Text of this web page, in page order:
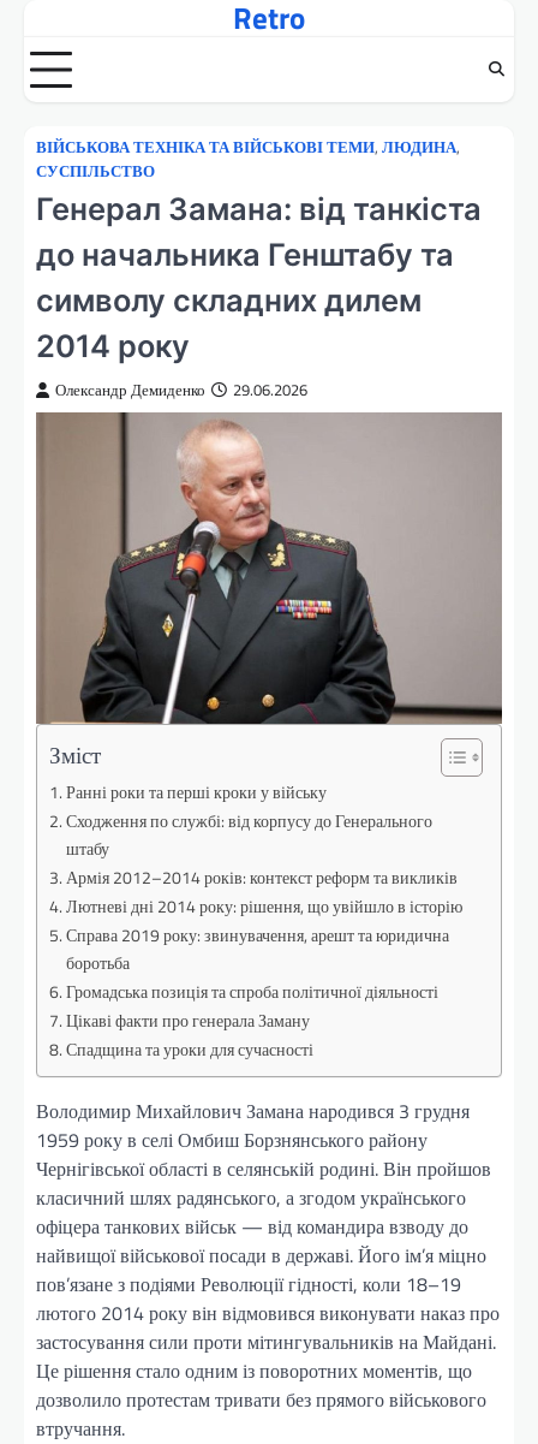
вмісту
Retro
ВІЙСЬКОВА ТЕХНІКА ТА ВІЙСЬКОВІ ТЕМИ, ЛЮДИНА,
СУСПІЛЬСТВО
Генерал Замана: від танкіста
до начальника Генштабу та
символу складних дилем
2014 року
Олександр Демиденко 29.06.2026
Зміст
Ранні роки та перші кроки у війську
Сходження по службі: від корпусу до Генерального
штабу
Армія 2012–2014 років: контекст реформ та викликів
Лютневі дні 2014 року: рішення, що увійшло в історію
Справа 2019 року: звинувачення, арешт та юридична
боротьба
Громадська позиція та спроба політичної діяльності
Цікаві факти про генерала Заману
Спадщина та уроки для сучасності
Володимир Михайлович Замана народився 3 грудня
1959 року в селі Омбиш Борзнянського району
Чернігівської області в селянській родині. Він пройшов
класичний шлях радянського, а згодом українського
офіцера танкових військ — від командира взводу до
найвищої військової посади в державі. Його ім’я міцно
пов’язане з подіями Революції гідності, коли 18–19
лютого 2014 року він відмовився виконувати наказ про
застосування сили проти мітингувальників на Майдані.
Це рішення стало одним із поворотних моментів, що
дозволило протестам тривати без прямого військового
втручання.